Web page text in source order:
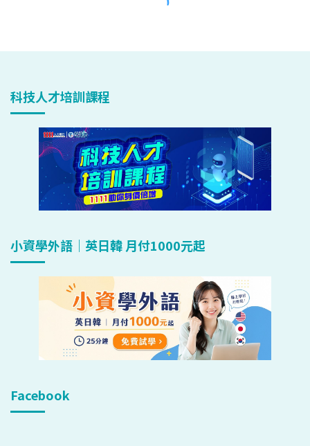
科技人才培訓課程
小資學外語｜英日韓 月付1000元起
Facebook